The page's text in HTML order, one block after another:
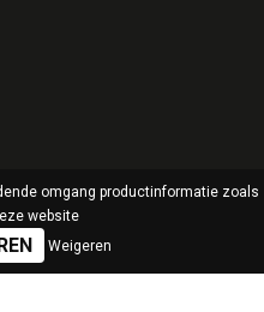
omgang productinformatie zoals
website
Weigeren